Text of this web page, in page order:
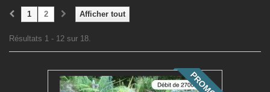
Afficher tout
1 2
Résultats 1 - 12 sur 18.